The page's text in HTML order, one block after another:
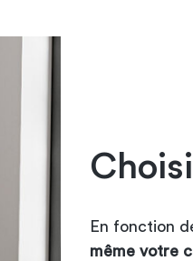
En fonction
même votre